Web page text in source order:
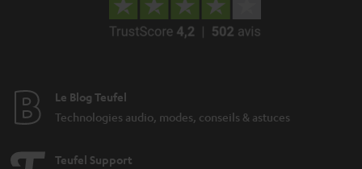
Le Blog Teufel
Technologies audio, modes, conseils & astuces
Teufel Support